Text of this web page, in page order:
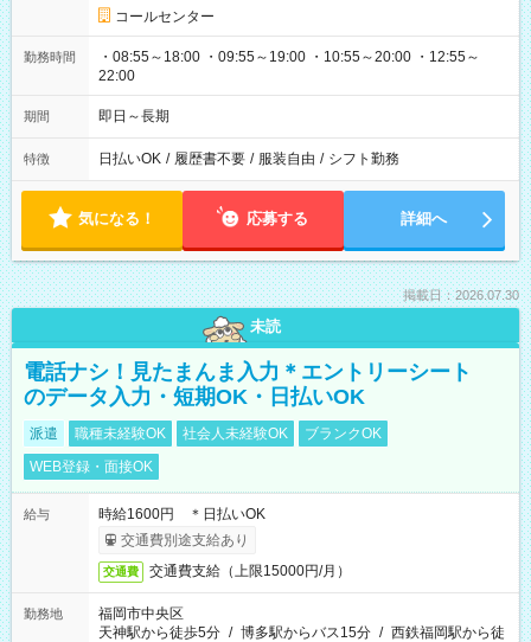
コールセンター
勤務時間
・08:55～18:00 ・09:55～19:00 ・10:55～20:00 ・12:55～
22:00
期間 即日～長期
特徴 日払いOK / 履歴書不要 / 服装自由 / シフト勤務
気になる！ 応募する 詳細へ
掲載日：2026.07.30
未読
電話ナシ！見たまんま入力＊エントリーシート
のデータ入力・短期OK・日払いOK
派遣 職種未経験OK 社会人未経験OK
ブランクOK
WEB登録・面接OK
給与
時給1600円 ＊日払いOK
交通費別途支給あり
交通費 交通費支給（上限15000円/月）
勤務地
福岡市中央区
天神駅から徒歩5分 / 博多駅からバス15分 / 西鉄福岡駅から徒